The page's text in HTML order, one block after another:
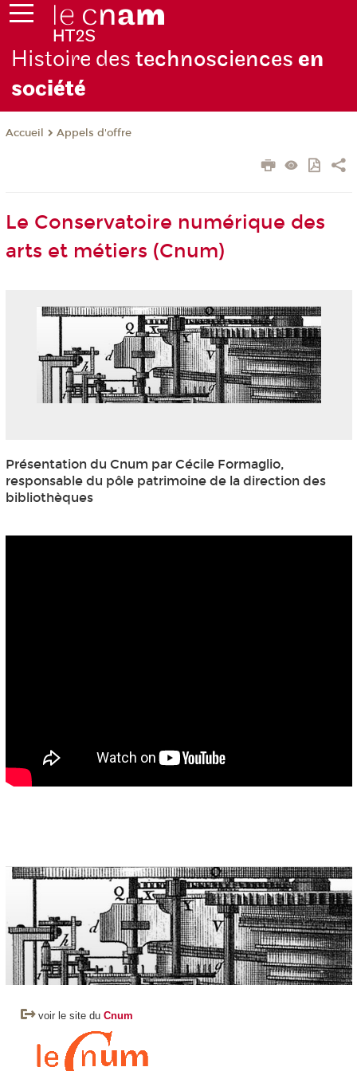
Histoire des technosciences en
société
Accueil Appels d'offre
Le Conservatoire numérique des
arts et métiers (Cnum)
Présentation du Cnum par Cécile Formaglio,
responsable du pôle patrimoine de la direction des
bibliothèques
voir le site du Cnum